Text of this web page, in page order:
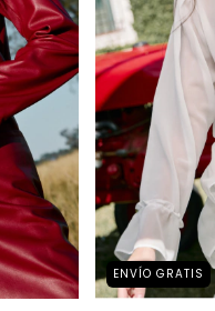
ENVÍO GRATIS